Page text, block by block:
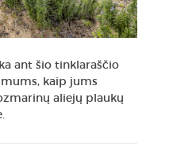
ant šio tinklaraščio
kaip jums
aliejų plaukų